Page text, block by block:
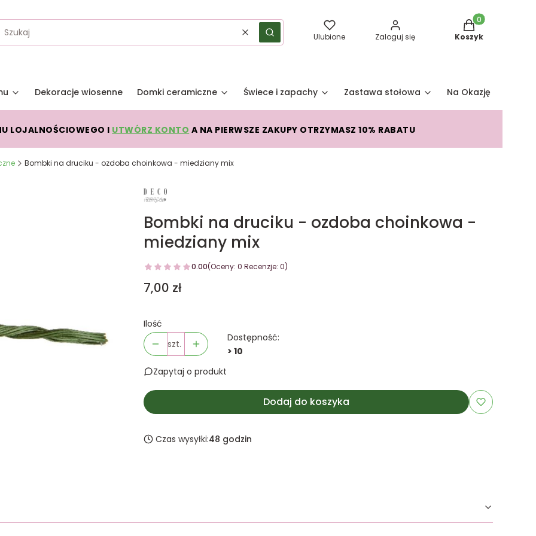
WyczyśćSzukaj Ulubione Zaloguj się
Produkty w
Koszyk
Dekoracje wiosenne Domki ceramiczne Świece i zapachy Zastawa stołowa Na Okazję
LOJALNOŚCIOWEGO I UTWÓRZ KONTO A NA PIERWSZE ZAKUPY OTRZYMASZ 10% RABATU
Bombki na druciku - ozdoba choinkowa - miedziany mix
Bombki na druciku - ozdoba choinkowa -
miedziany mix
0.00(Oceny: 0 Recenzje: 0)
Cena
7,00 zł
Ilość
szt.
Dostępność:
> 10
Zapytaj o produkt
Dodaj do koszyka
Czas wysyłki:48 godzin